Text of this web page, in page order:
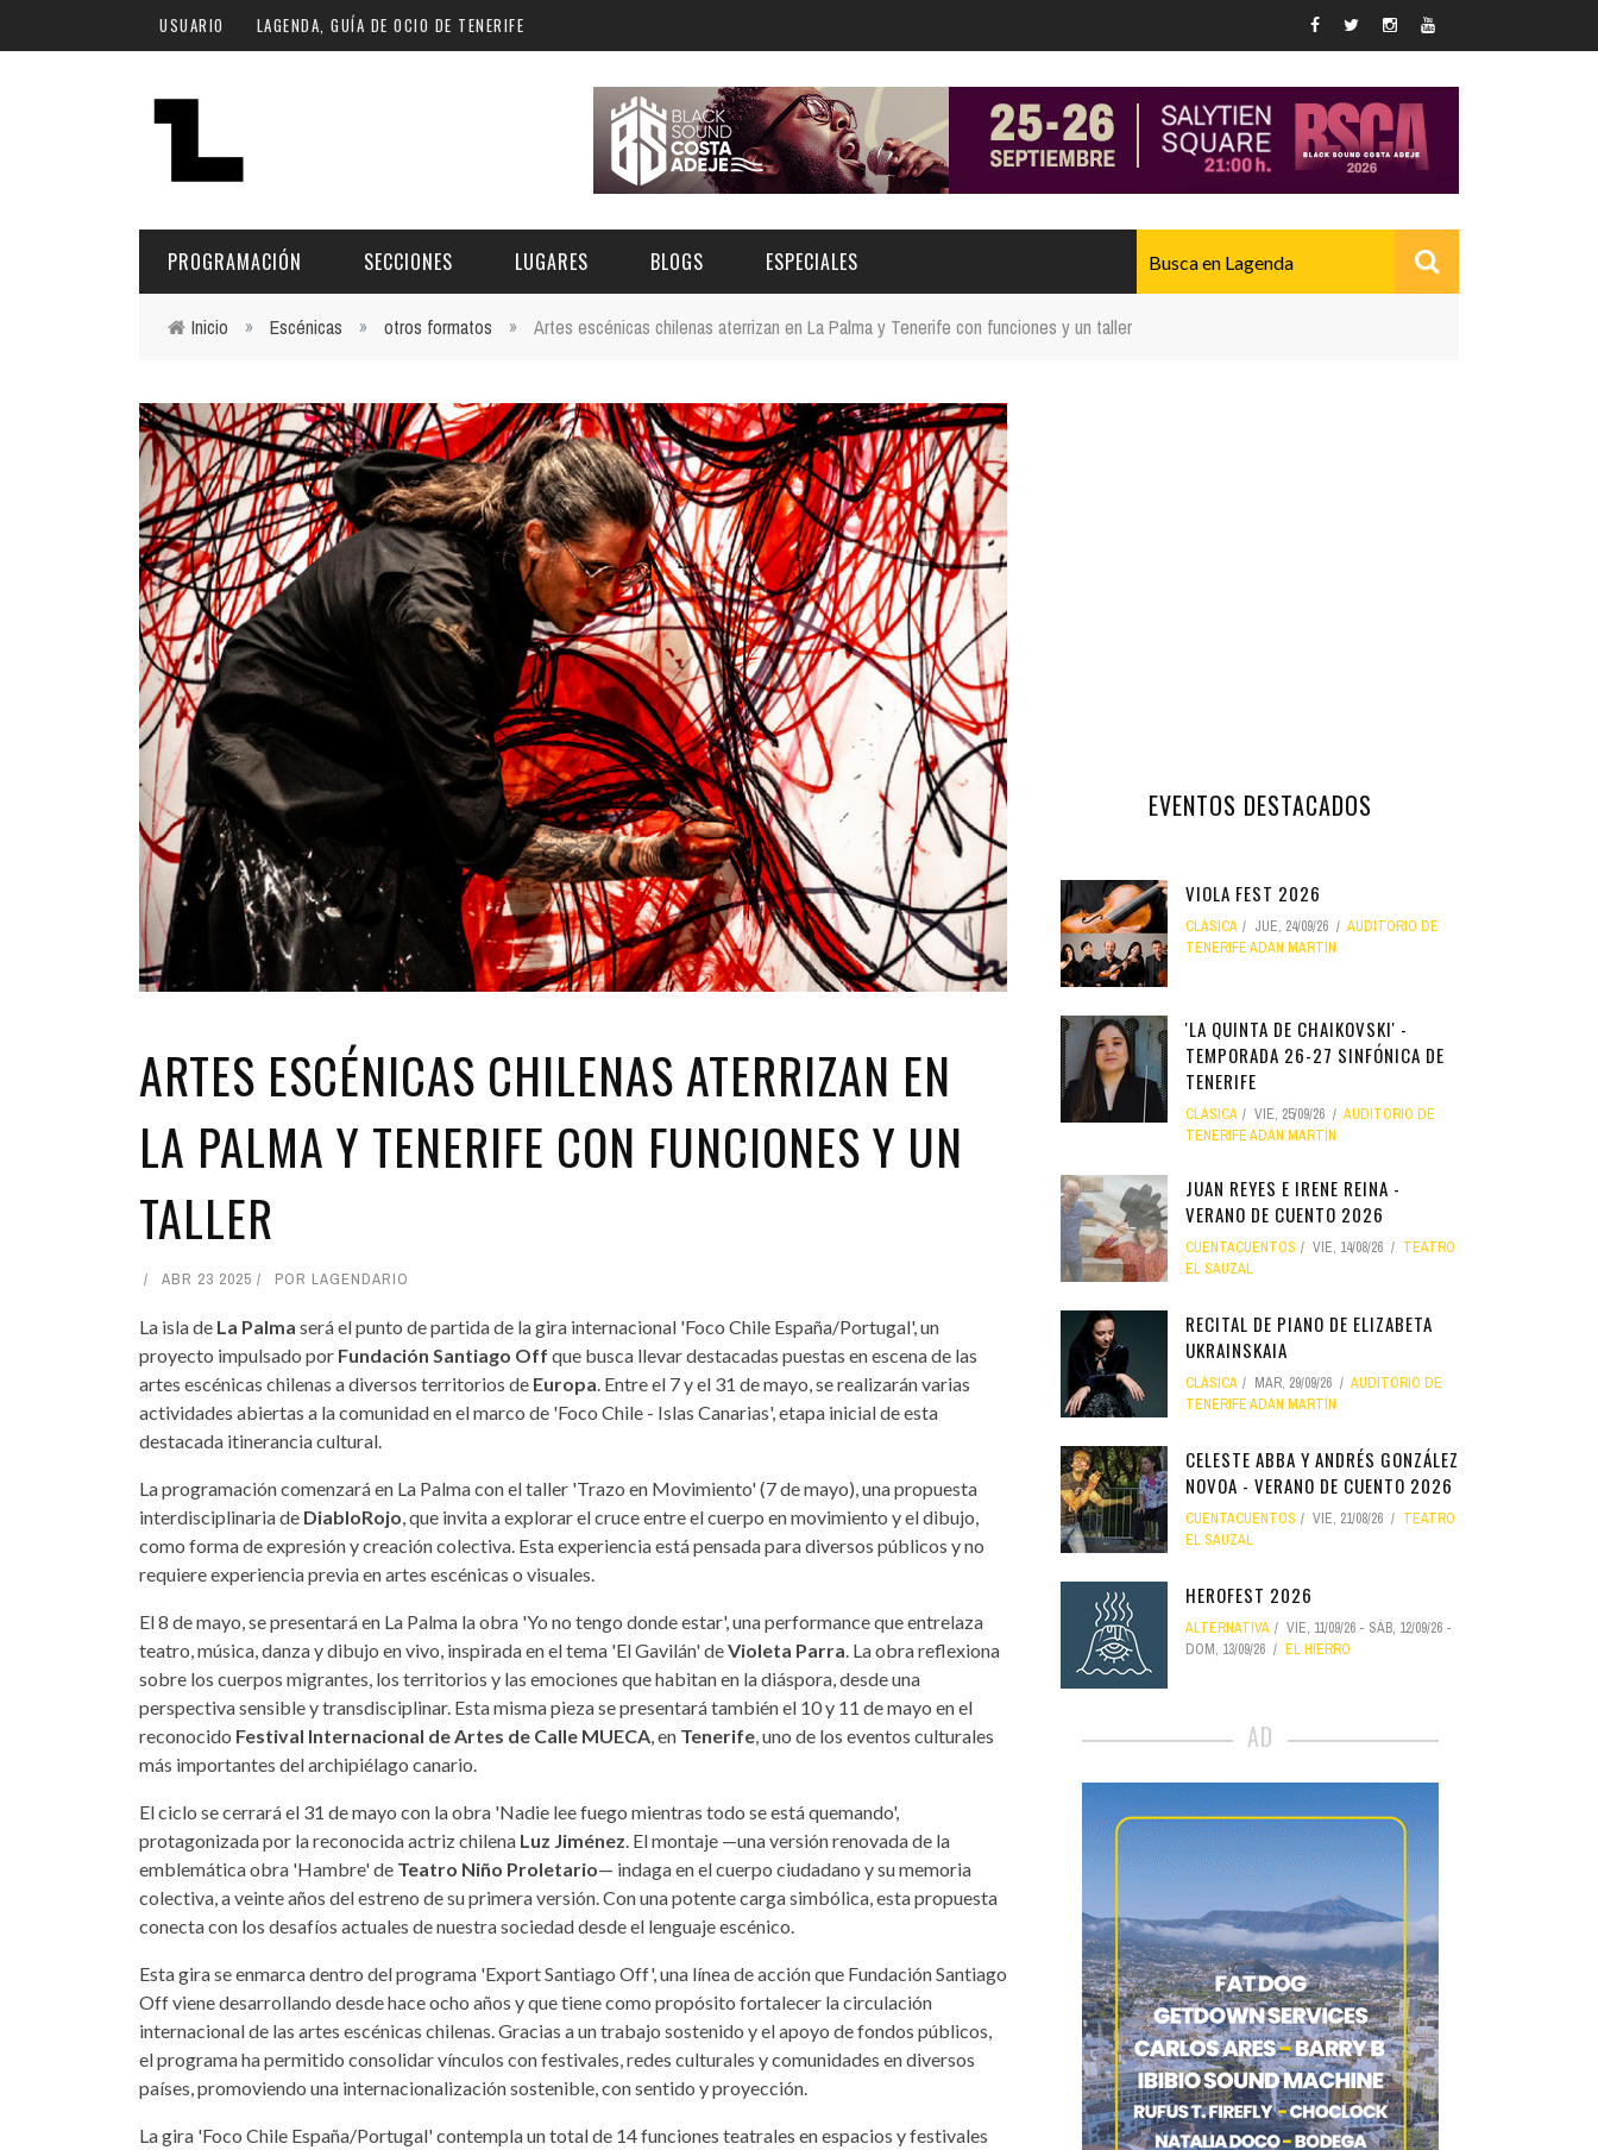
Pasar al contenido principal
USUARIO LAGENDA, GUÍA DE OCIO DE TENERIFE
PROGRAMACIÓN
Hoy
Plan Finde
Norte
Sur
Santa Cruz | La Laguna
Islas
Cultura
Deporte y Naturaleza
Gastro
Infantil
Música
Escénicas
SECCIONES
ESCÉNICAS
CULTURA
GASTRONOMÍA
INFANTIL
LUGARES
SALAS Y AUDITORIOS
ESPACIOS CULTURALES
NOCHE
LOCALES CON ACTUACIONES
COMERCIO
GASTRO
FORMATIVO
BLOGS ESPECIALES
FESTIVAL TAGANANA 2026
TENERIFE PHE FESTIVAL 2026
XXVII VERANO DE CUENTO
Inicio » Escénicas » otros formatos » Artes escénicas chilenas aterrizan en La Palma y Tenerife con funciones y un taller
ARTES ESCÉNICAS CHILENAS ATERRIZAN EN
LA PALMA Y TENERIFE CON FUNCIONES Y UN
TALLER
ABR 23 2025 POR LAGENDARIO
La isla de La Palma será el punto de partida de la gira internacional 'Foco Chile España/Portugal', un
proyecto impulsado por Fundación Santiago Off que busca llevar destacadas puestas en escena de las
artes escénicas chilenas a diversos territorios de Europa . Entre el 7 y el 31 de mayo, se realizarán varias
actividades abiertas a la comunidad en el marco de 'Foco Chile - Islas Canarias', etapa inicial de esta
destacada itinerancia cultural.
La programación comenzará en La Palma con el taller 'Trazo en Movimiento' (7 de mayo), una propuesta
interdisciplinaria de DiabloRojo , que invita a explorar el cruce entre el cuerpo en movimiento y el dibujo,
como forma de expresión y creación colectiva. Esta experiencia está pensada para diversos públicos y no
requiere experiencia previa en artes escénicas o visuales.
El 8 de mayo, se presentará en La Palma la obra 'Yo no tengo donde estar', una performance que entrelaza
teatro, música, danza y dibujo en vivo, inspirada en el tema 'El Gavilán' deVioleta Parra . La obra reflexiona
sobre los cuerpos migrantes, los territorios y las emociones que habitan en la diáspora, desde una
perspectiva sensible y transdisciplinar. Esta misma pieza se presentará también el 10 y 11 de mayo en el
reconocido Festival Internacional de Artes de Calle MUECA , en Tenerife , uno de los eventos culturales
más importantes del archipiélago canario.
El ciclo se cerrará el 31 de mayo con la obra 'Nadie lee fuego mientras todo se está quemando',
protagonizada por la reconocida actriz chilena Luz Jiménez . El montaje —una versión renovada de la
emblemática obra 'Hambre' de Teatro Niño Proletario— indaga en el cuerpo ciudadano y su memoria
colectiva, a veinte años del estreno de su primera versión. Con una potente carga simbólica, esta propuesta
conecta con los desafíos actuales de nuestra sociedad desde el lenguaje escénico.
Esta gira se enmarca dentro del programa 'Export Santiago Off', una línea de acción que Fundación Santiago
Off viene desarrollando desde hace ocho años y que tiene como propósito fortalecer la circulación
internacional de las artes escénicas chilenas. Gracias a un trabajo sostenido y el apoyo de fondos públicos,
el programa ha permitido consolidar vínculos con festivales, redes culturales y comunidades en diversos
países, promoviendo una internacionalización sostenible, con sentido y proyección.
La gira 'Foco Chile España/Portugal' contempla un total de 14 funciones teatrales en espacios y festivales
EVENTOS DESTACADOS
VIOLA FEST 2026
CLÁSICA JUE, 24/09/26
AUDITORIO DE
TENERIFE ADÁN MARTÍN
'LA QUINTA DE CHAIKOVSKI' -
TEMPORADA 26-27 SINFÓNICA DE
TENERIFE
CLÁSICA VIE, 25/09/26
AUDITORIO DE
TENERIFE ADÁN MARTÍN
JUAN REYES E IRENE REINA -
VERANO DE CUENTO 2026
CUENTACUENTOS VIE, 14/08/26
TEATRO
EL SAUZAL
RECITAL DE PIANO DE ELIZABETA
UKRAINSKAIA
CLÁSICA MAR, 29/09/26
AUDITORIO DE
TENERIFE ADÁN MARTÍN
CELESTE ABBA Y ANDRÉS GONZÁLEZ
NOVOA - VERANO DE CUENTO 2026
CUENTACUENTOS VIE, 21/08/26
TEATRO
EL SAUZAL
HEROFEST 2026
ALTERNATIVA VIE, 11/09/26 - SÁB, 12/09/26 -
DOM, 13/09/26
EL HIERRO
AD